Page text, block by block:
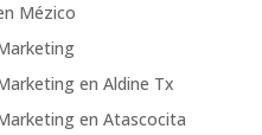
Mézico
en Aldine Tx
en Atascocita